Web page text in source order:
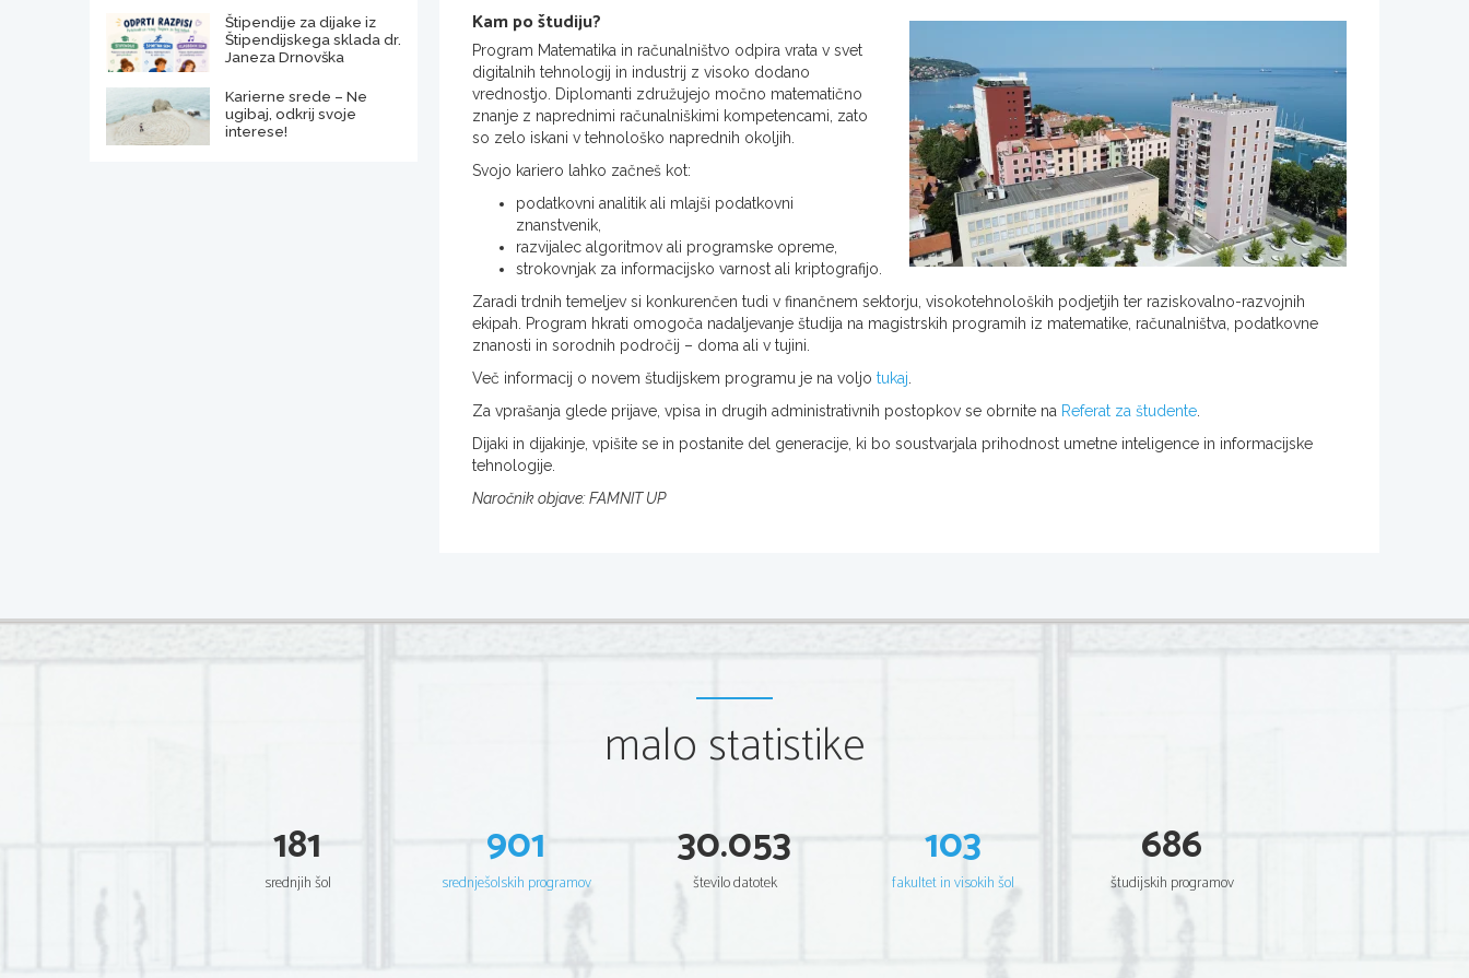
Kam po študiju?
Program Matematika in računalništvo odpira vrata v svet
digitalnih tehnologij in industrij z visoko dodano
vrednostjo. Diplomanti združujejo močno matematično
znanje z naprednimi računalniškimi kompetencami, zato
so zelo iskani v tehnološko naprednih okoljih.
Svojo kariero lahko začneš kot:
podatkovni analitik ali mlajši podatkovni
znanstvenik,
razvijalec algoritmov ali programske opreme,
strokovnjak za informacijsko varnost ali kriptografijo.
Zaradi trdnih temeljev si konkurenčen tudi v finančnem sektorju, visokotehnoloških podjetjih ter raziskovalno-razvojnih
ekipah. Program hkrati omogoča nadaljevanje študija na magistrskih programih iz matematike, računalništva, podatkovne
znanosti in sorodnih področij – doma ali v tujini.
Več informacij o novem študijskem programu je na voljo tukaj
Za vprašanja glede prijave, vpisa in drugih administrativnih postopkov se obrnite na Referat za študente
Dijaki in dijakinje, vpišite se in postanite del generacije, ki bo soustvarjala prihodnost umetne inteligence in informacijske
tehnologije.
Naročnik objave: FAMNIT UP
Štipendije za dijake iz
Štipendijskega sklada dr.
Janeza Drnovška
Karierne srede – Ne
ugibaj, odkrij svoje
interese!
malo statistike
181
srednjih šol
901
srednješolskih programov
30.053
število datotek
103
fakultet in visokih šol
686
študijskih programov